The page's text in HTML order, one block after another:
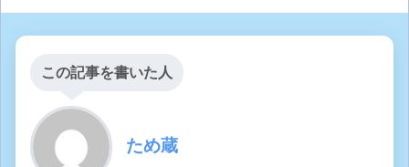
この記事を書いた人
ため蔵